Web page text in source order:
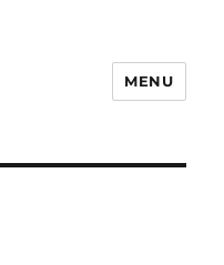
MENU